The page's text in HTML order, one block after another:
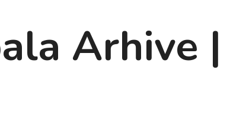
Arhive |